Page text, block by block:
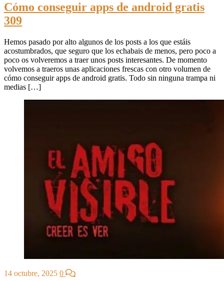
Cómo conseguir apps de android gratis
309
Hemos pasado por alto algunos de los posts a los que estáis
acostumbrados, que seguro que los echabais de menos, pero poco a
poco os volveremos a traer unos posts interesantes. De momento
volvemos a traeros unas aplicaciones frescas con otro volumen de
cómo conseguir apps de android gratis. Todo sin ninguna trampa ni
medias […]
14 octubre, 2025 0